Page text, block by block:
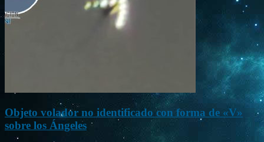
Objeto volador no identificado con forma de «V»
sobre los Ángeles